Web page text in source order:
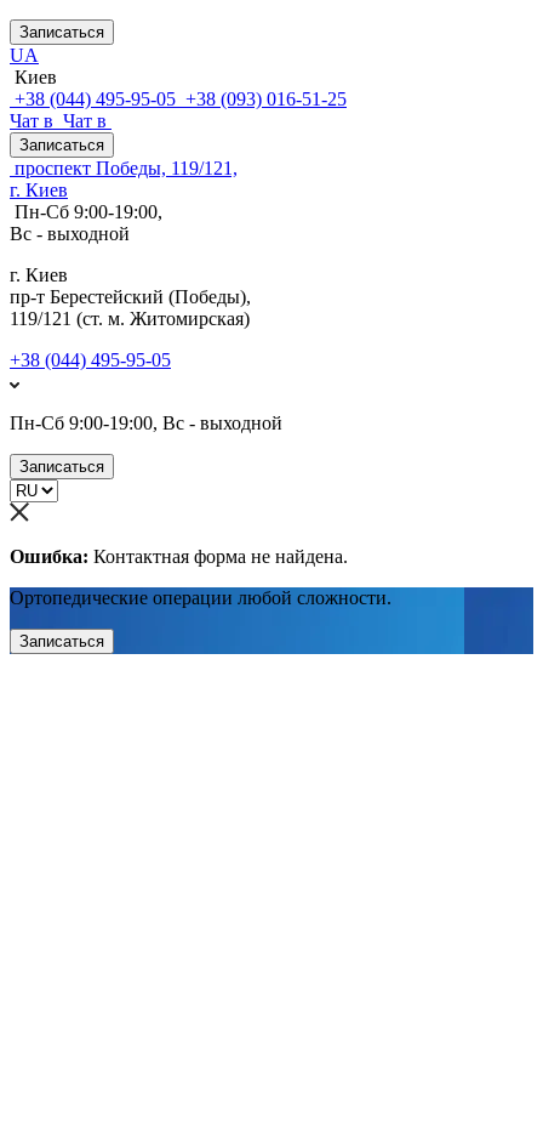
Записаться
UA
Киев
+38 (044) 495-95-05 +38 (093) 016-51-25
Чат в Чат в
Записаться
проспект Победы, 119/121,
г. Киев
Пн-Сб 9:00-19:00,
Вс - выходной
г. Киев
пр-т Берестейский (Победы),
119/121 (ст. м. Житомирская)
+38 (044) 495-95-05
Пн-Сб 9:00-19:00, Вс - выходной
Записаться
Ошибка: Контактная форма не найдена.
Ортопедические операции любой сложности.
Записаться